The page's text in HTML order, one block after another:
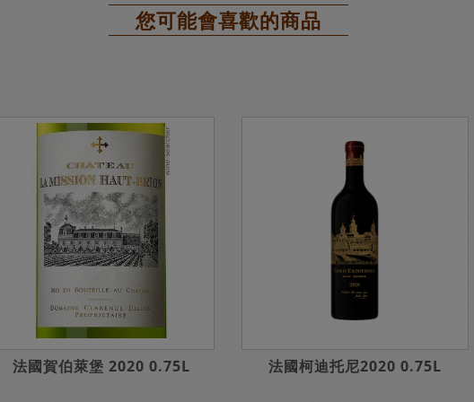
您可能會喜歡的商品
法國賀伯萊堡 2020 0.75L 法國柯迪托尼2020 0.75L